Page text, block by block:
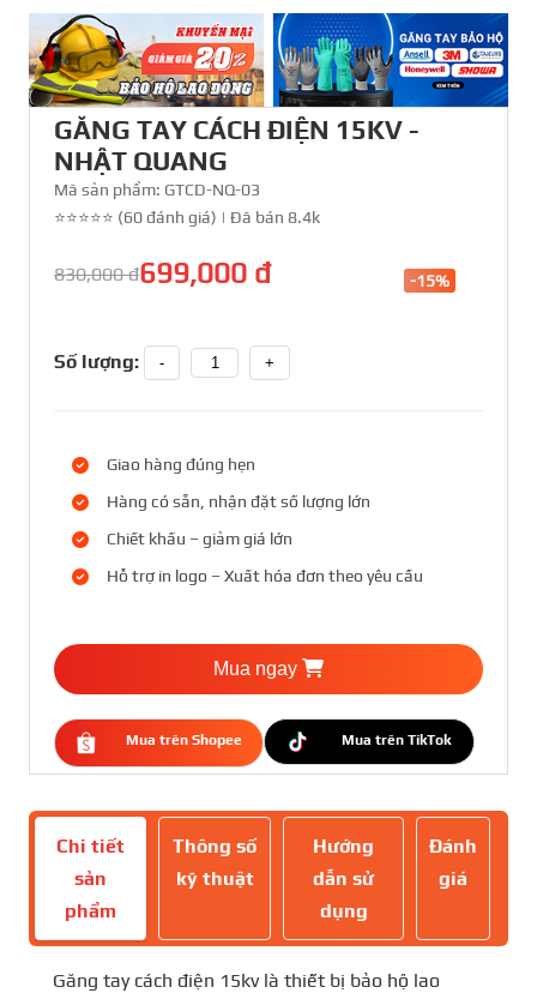
GĂNG TAY CÁCH ĐIỆN 15KV -
NHẬT QUANG
Mã sản phẩm: GTCD-NQ-03
⭐⭐⭐⭐⭐ (60 đánh giá) | Đã bán 8.4k
830,000 đ699,000 đ -15%
Số lượng: - +
Giao hàng đúng hẹn
Hàng có sẵn, nhận đặt số lượng lớn
Chiết khấu – giảm giá lớn
Hỗ trợ in logo – Xuất hóa đơn theo yêu cầu
Mua ngay
Mua trên Shopee Mua trên TikTok
Chi tiết
sản
phẩm
Thông số
kỹ thuật
Hướng
dẫn sử
dụng
Đánh
giá
Găng tay cách điện 15kv là thiết bị bảo hộ lao